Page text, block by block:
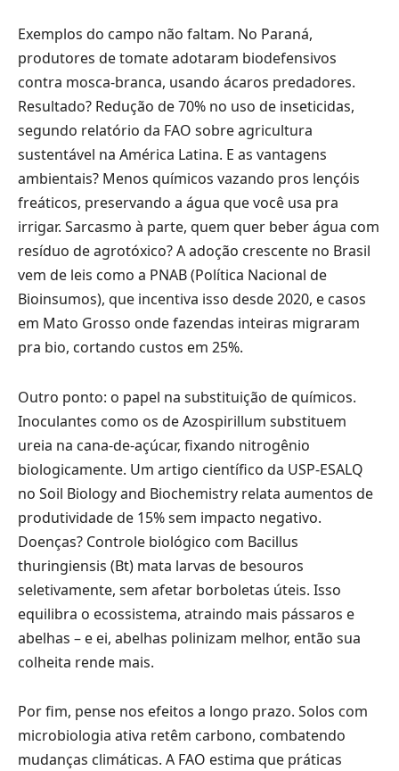
Exemplos do campo não faltam. No Paraná,
produtores de tomate adotaram biodefensivos
contra mosca-branca, usando ácaros predadores.
Resultado? Redução de 70% no uso de inseticidas,
segundo relatório da FAO sobre agricultura
sustentável na América Latina. E as vantagens
ambientais? Menos químicos vazando pros lençóis
freáticos, preservando a água que você usa pra
irrigar. Sarcasmo à parte, quem quer beber água com
resíduo de agrotóxico? A adoção crescente no Brasil
vem de leis como a PNAB (Política Nacional de
Bioinsumos), que incentiva isso desde 2020, e casos
em Mato Grosso onde fazendas inteiras migraram
pra bio, cortando custos em 25%.
Outro ponto: o papel na substituição de químicos.
Inoculantes como os de Azospirillum substituem
ureia na cana-de-açúcar, fixando nitrogênio
biologicamente. Um artigo científico da USP-ESALQ
no Soil Biology and Biochemistry relata aumentos de
produtividade de 15% sem impacto negativo.
Doenças? Controle biológico com Bacillus
thuringiensis (Bt) mata larvas de besouros
seletivamente, sem afetar borboletas úteis. Isso
equilibra o ecossistema, atraindo mais pássaros e
abelhas – e ei, abelhas polinizam melhor, então sua
colheita rende mais.
Por fim, pense nos efeitos a longo prazo. Solos com
microbiologia ativa retêm carbono, combatendo
mudanças climáticas. A FAO estima que práticas